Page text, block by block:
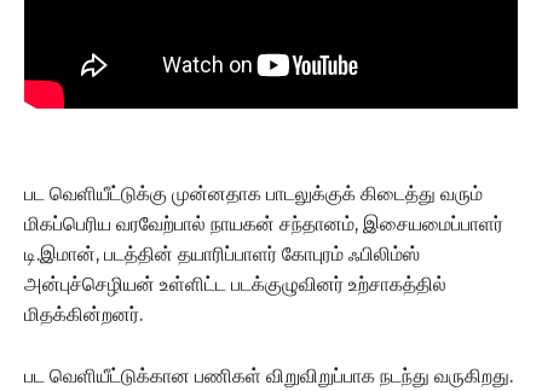
பட வெளியீட்டுக்கு முன்னதாக பாடலுக்குக் கிடைத்து வரும்
மிகப்பெரிய வரவேற்பால் நாயகன் சந்தானம், இசையமைப்பாளர்
டி.இமான், படத்தின் தயாரிப்பாளர் கோபுரம் ஃபிலிம்ஸ்
அன்புச்செழியன் உள்ளிட்ட படக்குழுவினர் உற்சாகத்தில்
மிதக்கின்றனர்.
பட வெளியீட்டுக்கான பணிகள் விறுவிறுப்பாக நடந்து வருகிறது.